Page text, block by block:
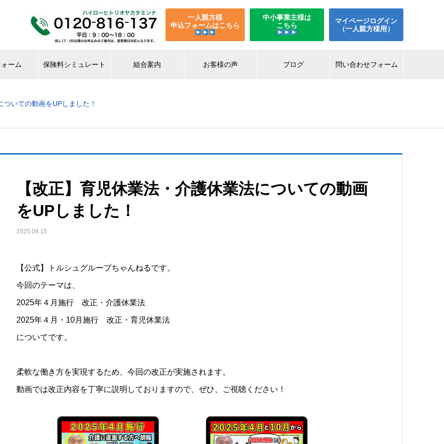
一人親方様
申込フォームはこちら
中小事業主様は
こちら
マイページログイン
（一人親方様用）
ーム 保険料シミュレート 組合案内 お客様の声 ブログ 問い合わせフォーム
いての動画をUPしました！
【改正】育児休業法・介護休業法についての動画
をUPしました！
2025.04.15
【公式】トルシュグループちゃんねるです。
今回のテーマは、
2025年４月施行 改正・介護休業法
2025年４月・10月施行 改正・育児休業法
についてです。
柔軟な働き方を実現するため、今回の改正が実施されます。
動画では改正内容を丁寧に説明しておりますので、ぜひ、ご視聴ください！